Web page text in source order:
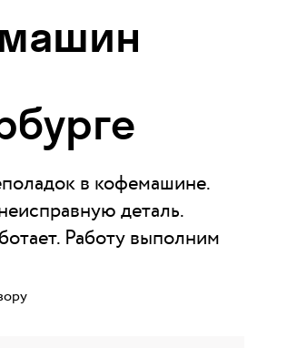
в кофемашине.
деталь.
Работу выполним